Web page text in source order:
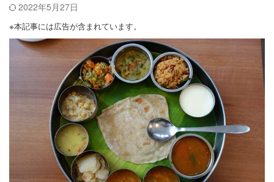
2022年5月27日
※本記事には広告が含まれています。